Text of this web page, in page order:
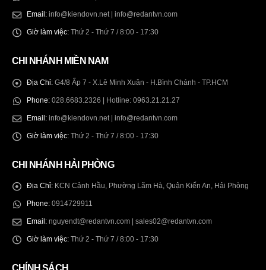
Email: info@kiendovn.net | info@redantvn.com
Giờ làm việc: Thứ 2 - Thứ 7 / 8:00 - 17:30
CHI NHÁNH MIỀN NAM
Địa Chỉ: G4/8 Ấp 7 - X.Lê Minh Xuân - H.Bình Chánh - TP.HCM
Phone: 028.6683.2326 | Hotline: 0963.21.21.27
Email: info@kiendovn.net | info@redantvn.com
Giờ làm việc: Thứ 2 - Thứ 7 / 8:00 - 17:30
CHI NHÁNH HẢI PHÒNG
Địa Chỉ: KCN Cảnh Hầu, Phường Lãm Hà, Quận Kiến An, Hải Phòng
Phone: 0914729911
Email: nguyendt@redantvn.com | sales02@redantvn.com
Giờ làm việc: Thứ 2 - Thứ 7 / 8:00 - 17:30
CHÍNH SÁCH